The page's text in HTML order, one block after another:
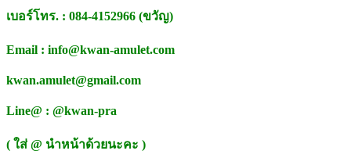
เบอร์โทร. : 084-4152966 (ขวัญ)
Email : info@kwan-amulet.com
kwan.amulet@gmail.com
Line@ : @kwan-pra
( ใส่ @ นำหน้าด้วยนะคะ )